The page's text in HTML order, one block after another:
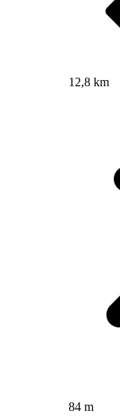
12,8 km
84 m